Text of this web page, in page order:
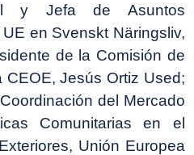
y Jefa de Asuntos
en Svenskt Näringsliv,
de la Comisión de
Jesús Ortiz Used;
del Mercado
Comunitarias en el
Unión Europea